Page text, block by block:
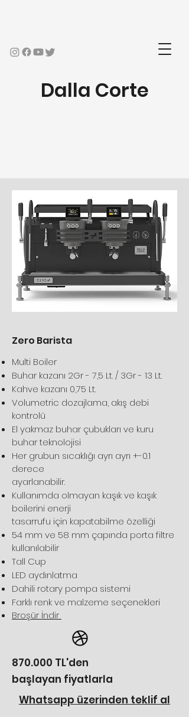
Dalla Corte
Zero Barista
Multi Boiler
Buhar kazanı 2Gr - 7,5 Lt. / 3Gr - 13 Lt.
Kahve kazanı 0,75 Lt.
Volumetric dozajlama, akış debi
kontrolü
El yakmaz buhar çubukları ve kuru
buhar teknolojisi
Her grubun sıcaklığı ayrı ayrı +-0.1
derece
ayarlanabilir.
Kullanımda olmayan kaşık ve kaşık
boilerini enerji
tasarrufu için kapatabilme özelliği
54 mm ve 58 mm çapında porta filtre
kullanılabilir
Tall Cup
LED aydınlatma
Dahili rotary pompa sistemi
Farklı renk ve malzeme seçenekleri
Broşür İndir
870.000 TL'den
başlayan fiyatlarla
Whatsapp üzerinden teklif al